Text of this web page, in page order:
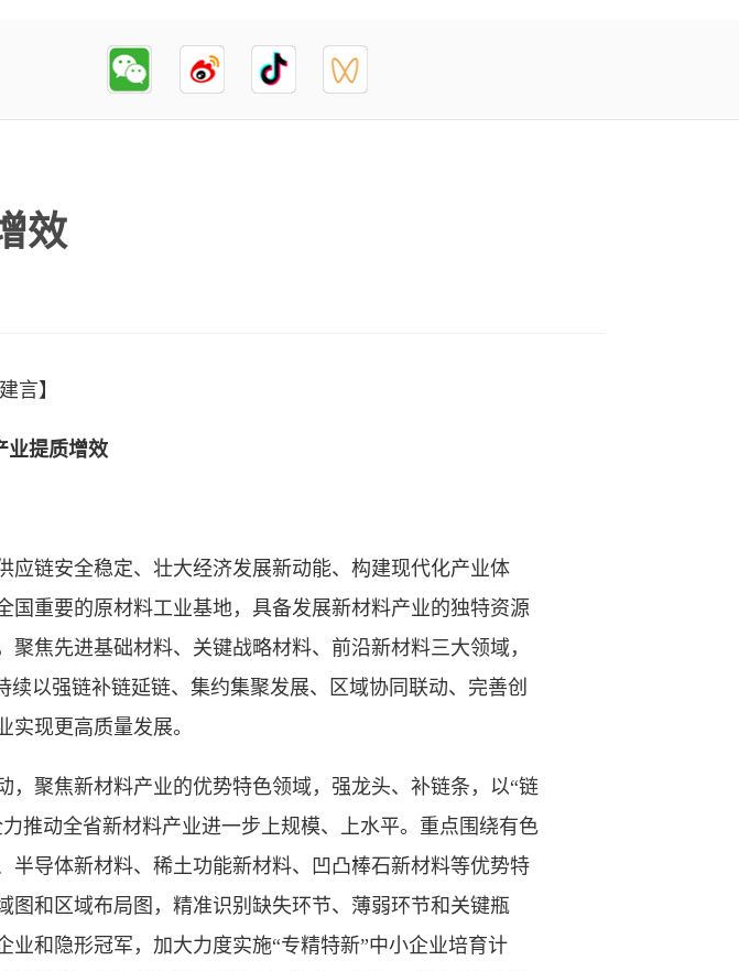
效
言】
业提质增效
链安全稳定、壮大经济发展新动能、构建现代化产业体
重要的原材料工业基地，具备发展新材料产业的独特资源
焦先进基础材料、关键战略材料、前沿新材料三大领域，
以强链补链延链、集约集聚发展、区域协同联动、完善创
现更高质量发展。
聚焦新材料产业的优势特色领域，强龙头、补链条，以“链
推动全省新材料产业进一步上规模、上水平。重点围绕有色
导体新材料、稀土功能新材料、凹凸棒石新材料等优势特
和区域布局图，精准识别缺失环节、薄弱环节和关键瓶
和隐形冠军，加大力度实施“专精特新”中小企业培育计